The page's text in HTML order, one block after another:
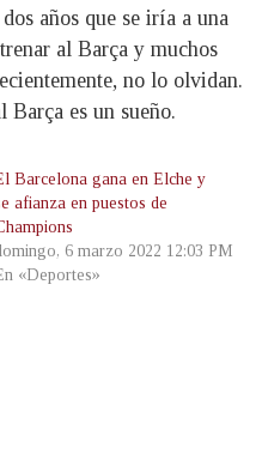
años que se iría a una
al Barça y muchos
no lo olvidan.
Barça es un sueño.
Barcelona gana en Elche y
afianza en puestos de
6 marzo 2022 12:03 PM
«Deportes»